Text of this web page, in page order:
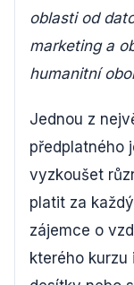
oblasti od
marketing a
humanitní
Jednou z
předplatného
vyzkoušet
platit za
zájemce o
kterého